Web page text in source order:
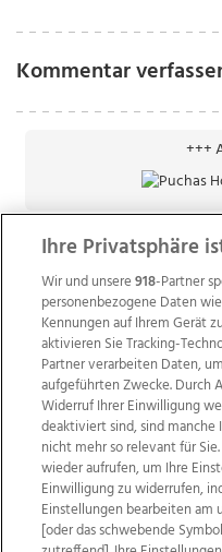
Kommentar
+++
Wir über uns
Datenschutz
Ihre Privatsphäre
Wir und unsere918-Partner
personenbezogene Daten
Kennungen auf Ihrem Gerät
aktivieren Sie Tracking-
Partner verarbeiten Daten,
aufgeführten Zwecke. Durch
Widerruf Ihrer Einwilligung
deaktiviert sind, sind
nicht mehr so relevant für
wieder aufrufen, um Ihre
Einwilligung zu widerrufen,
Einstellungen bearbeiten am
[oder das schwebende